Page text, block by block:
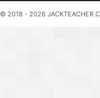
© 2018 - 2026